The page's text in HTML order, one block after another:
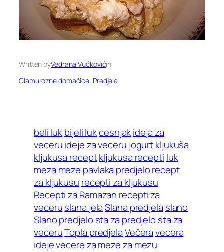
Written byVedrana Vučkovićin
Glamurozne domaćice, Predjela
beli lukbijeli lukcesnjakideja za
veceruideje za veceru jogurtkljukuša
kljukusa receptkljukusa recepti luk
meza meze pavlaka predjelorecept
za kljukusu recepti za kljukusu
Recepti za Ramazan recepti za
veceruslana jela Slana predjela slano
Slano predjelo sta za predjelo sta za
veceruTopla predjelaVečeravecera
idejevecereza mezeza mezu